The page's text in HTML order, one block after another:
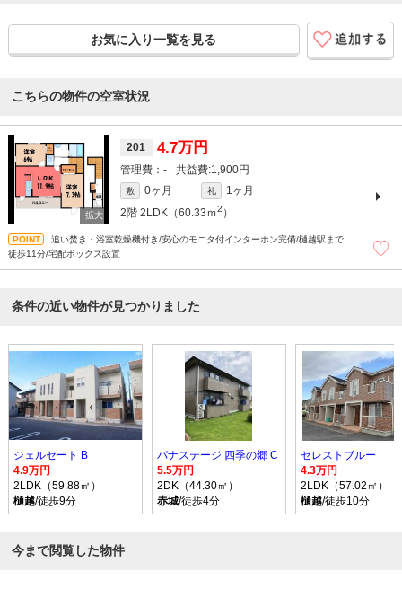
お気に入り一覧を見る
こちらの物件の空室状況
201 4.7万円
- 1,900円
敷 0ヶ月 礼
1ヶ月
2階 2LDK（60.33ｍ2 ）
追い焚き・浴室乾燥機付き/安心のモニタ付インターホン完備/樋越駅まで
徒歩11分/宅配ボックス設置
条件の近い物件が見つかりました
ジェルセート B
4.9万円
2LDK（59.88㎡）
樋越/徒歩9分
パナステージ 四季の郷 C
5.5万円
2DK（44.30㎡）
赤城/徒歩4分
セレストブルー
4.3万円
2LDK（57.02㎡）
樋越/徒歩10分
今まで閲覧した物件